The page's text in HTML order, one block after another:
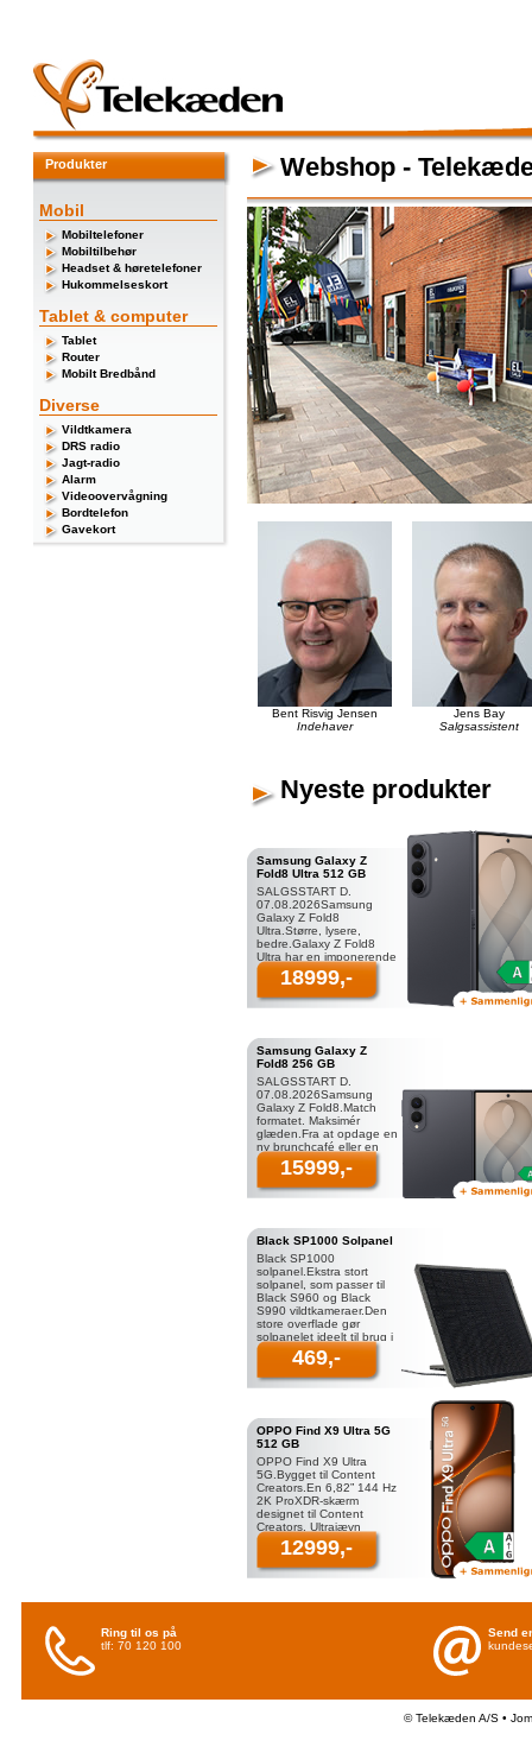
Produkter
Mobil
Mobiltelefoner
Mobiltilbehør
Headset & høretelefoner
Hukommelseskort
Tablet & computer
Tablet
Router
Mobilt Bredbånd
Diverse
Vildtkamera
DRS radio
Jagt-radio
Alarm
Videoovervågning
Bordtelefon
Gavekort
Webshop -
Bent Risvig Jensen
Indehaver
Jens Bay
Salgsassistent
Nyeste produkter
Samsung Galaxy Z
Fold8 Ultra 512 GB
SALGSSTART D.
07.08.2026Samsung
Galaxy Z Fold8
Ultra.Større, lysere,
bedre.Galaxy Z Fold8
Ultra har en imponerende
8,0” dynamisk AMOLED
2X skærm, som er 1
18999,-
Samsung Galaxy Z
Fold8 256 GB
SALGSSTART D.
07.08.2026Samsung
Galaxy Z Fold8.Match
formatet. Maksimér
glæden.Fra at opdage en
ny brunchcafé eller en
galleriåbning på Reels til
at bliv15999,-
Black SP1000 Solpanel
Black SP1000
solpanel.Ekstra stort
solpanel, som passer til
Black S960 og Black
S990 vildtkameraer.Den
store overflade gør
solpanelet ideelt til brug i
områder med skygge, k
469,-
OPPO Find X9 Ultra 5G
512 GB
OPPO Find X9 Ultra
5G.Bygget til Content
Creators.En 6,82” 144 Hz
2K ProXDR-skærm
designet til Content
Creators. Ultrajævn
responsivitet møder fuld
link ægte farvepræ
12999,-
Ring til os på
tlf: 70 120 100
Send
© Telekæden A/S •